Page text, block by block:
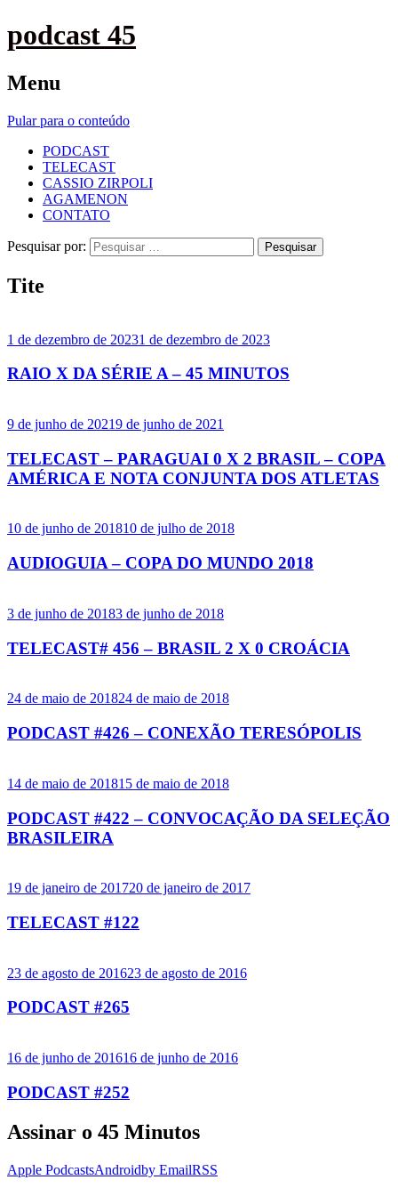
podcast 45
Menu
Pular para o conteúdo
PODCAST
TELECAST
CASSIO ZIRPOLI
AGAMENON
CONTATO
Pesquisar por:
Tite
1 de dezembro de 20231 de dezembro de 2023
RAIO X DA SÉRIE A – 45 MINUTOS
9 de junho de 20219 de junho de 2021
TELECAST – PARAGUAI 0 X 2 BRASIL – COPA
AMÉRICA E NOTA CONJUNTA DOS ATLETAS
10 de junho de 201810 de julho de 2018
AUDIOGUIA – COPA DO MUNDO 2018
3 de junho de 20183 de junho de 2018
TELECAST# 456 – BRASIL 2 X 0 CROÁCIA
24 de maio de 201824 de maio de 2018
PODCAST #426 – CONEXÃO TERESÓPOLIS
14 de maio de 201815 de maio de 2018
PODCAST #422 – CONVOCAÇÃO DA SELEÇÃO
BRASILEIRA
19 de janeiro de 201720 de janeiro de 2017
TELECAST #122
23 de agosto de 201623 de agosto de 2016
PODCAST #265
16 de junho de 201616 de junho de 2016
PODCAST #252
Assinar o 45 Minutos
Apple PodcastsAndroidby EmailRSS